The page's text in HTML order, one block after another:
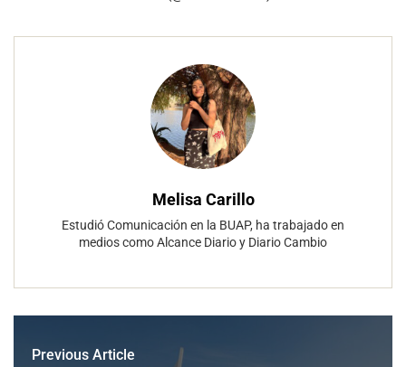
Melisa Carillo
Estudió Comunicación en la BUAP, ha trabajado en
medios como Alcance Diario y Diario Cambio
Previous Article